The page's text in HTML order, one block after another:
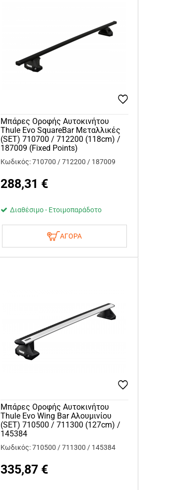
Μπάρες Οροφής Αυτοκινήτου
Thule Evo SquareBar Μεταλλικές
(SET) 710700 / 712200 (118cm) /
187009 (Fixed Points)
Κωδικός: 710700 / 712200 / 187009
288,31 €
Διαθέσιμο - Ετοιμοπαράδοτο
ΑΓΟΡΑ
Μπάρες Οροφής Αυτοκινήτου
Thule Evo Wing Bar Αλουμινίου
(SET) 710500 / 711300 (127cm) /
145384
Κωδικός: 710500 / 711300 / 145384
335,87 €